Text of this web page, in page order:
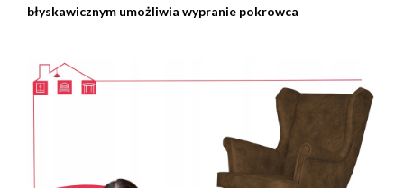
błyskawicznym umożliwia wypranie pokrowca